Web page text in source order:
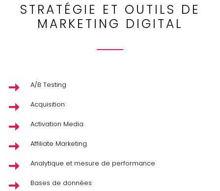
STRATÉGIE ET OUTILS DE
MARKETING DIGITAL
A/B Testing
Acquisition
Activation Media
Affiliate Marketing
Analytique et mesure de performance
Bases de données